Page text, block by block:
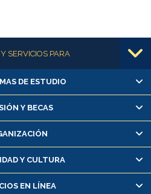
SERVICIOS PARA
y exalumnas/os
en línea
de asignaturas
de notas
médico y dental
y crédito alumnos
DE ESTUDIO
Y BECAS
Y CULTURA
EN LÍNEA